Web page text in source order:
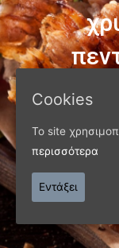
Cookies
Το site
περισσότερα
Εντάξει